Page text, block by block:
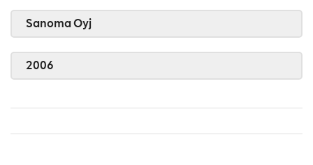
Sanoma Oyj
2006